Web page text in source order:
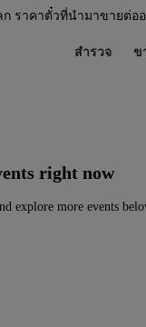
ราคาตั๋วที่นำมาขายต่อ
สำรวจ ข
right now
explore more events